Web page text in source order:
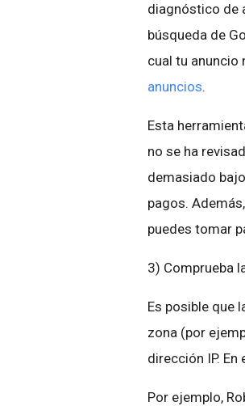
diagnóstico de
búsqueda de
cual tu anuncio
anuncios.
Esta
no se ha
demasiado
pagos.
puedes tomar
3) Comprueba
Es posible que
zona (por
dirección IP.
Por ejemplo,